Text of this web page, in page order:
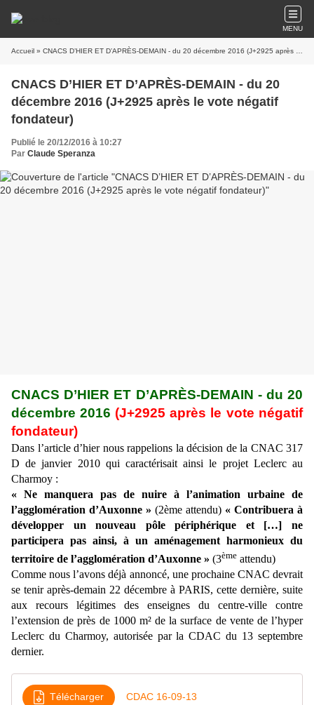
MENU
Accueil » CNACS D’HIER ET D’APRÈS-DEMAIN - du 20 décembre 2016 (J+2925 après le vote négatif fondateur)
CNACS D’HIER ET D’APRÈS-DEMAIN - du 20
décembre 2016 (J+2925 après le vote négatif
fondateur)
Publié le 20/12/2016 à 10:27
Par Claude Speranza
CNACS D’HIER ET D’APRÈS-DEMAIN - du 20
décembre 2016 (J+2925 après le vote négatif
fondateur)
Dans l’article d’hier nous rappelions la décision de la CNAC 317
D de janvier 2010 qui caractérisait ainsi le projet Leclerc au
Charmoy :
« Ne manquera pas de nuire à l’animation urbaine de
l’agglomération d’Auxonne » (2ème attendu) « Contribuera à
développer un nouveau pôle périphérique et […] ne
participera pas ainsi, à un aménagement harmonieux du
territoire de l’agglomération d’Auxonne » (3ème attendu)
Comme nous l’avons déjà annoncé, une prochaine CNAC devrait
se tenir après-demain 22 décembre à PARIS, cette dernière, suite
aux recours légitimes des enseignes du centre-ville contre
l’extension de près de 1000 m² de la surface de vente de l’hyper
Leclerc du Charmoy, autorisée par la CDAC du 13 septembre
dernier.
Télécharger CDAC 16-09-13